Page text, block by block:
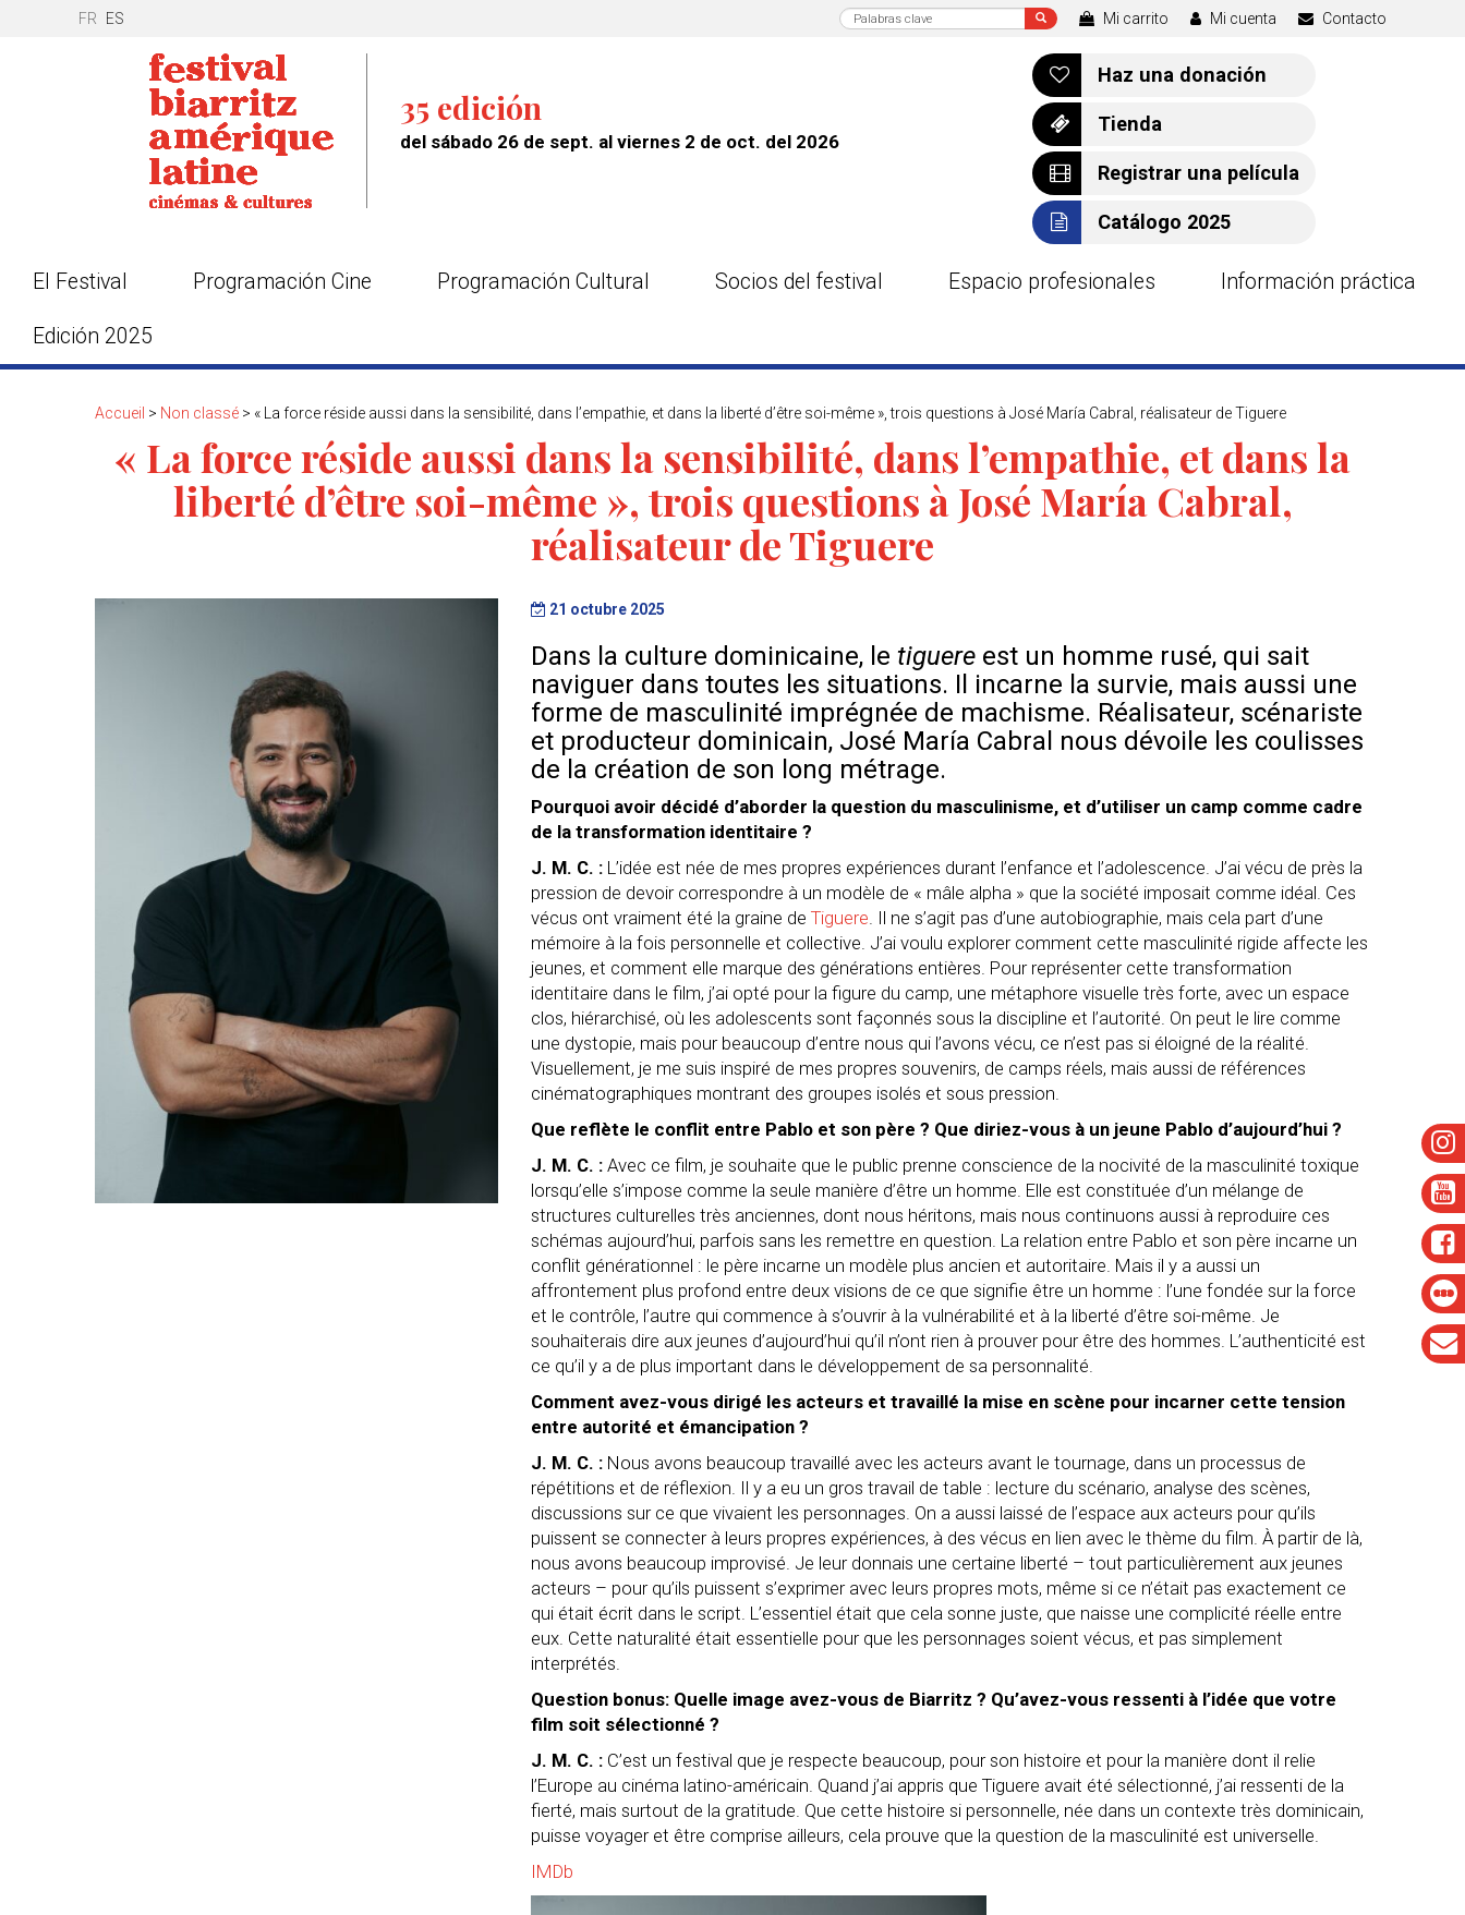
FR ES Mi carrito Mi cuenta Contacto
35 edición
del sábado 26 de sept. al viernes 2 de oct. del 2026
Haz una donación
Tienda
Registrar una película
Catálogo 2025
El Festival Programación Cine Programación Cultural Socios del festival Espacio profesionales Información práctica
Edición 2025
Accueil > Non classé > « La force réside aussi dans la sensibilité, dans l’empathie, et dans la liberté d’être soi-même », trois questions à José María Cabral, réalisateur de Tiguere
« La force réside aussi dans la sensibilité, dans l’empathie, et dans la
liberté d’être soi-même », trois questions à José María Cabral,
réalisateur de Tiguere
21 octubre 2025
Dans la culture dominicaine, le tiguere est un homme rusé, qui sait
naviguer dans toutes les situations. Il incarne la survie, mais aussi une
forme de masculinité imprégnée de machisme. Réalisateur, scénariste
et producteur dominicain, José María Cabral nous dévoile les coulisses
de la création de son long métrage.
Pourquoi avoir décidé d’aborder la question du masculinisme, et d’utiliser un camp comme cadre
de la transformation identitaire ?
J. M. C. : L’idée est née de mes propres expériences durant l’enfance et l’adolescence. J’ai vécu de près la
pression de devoir correspondre à un modèle de « mâle alpha » que la société imposait comme idéal. Ces
vécus ont vraiment été la graine de Tiguere. Il ne s’agit pas d’une autobiographie, mais cela part d’une
mémoire à la fois personnelle et collective. J’ai voulu explorer comment cette masculinité rigide affecte les
jeunes, et comment elle marque des générations entières. Pour représenter cette transformation
identitaire dans le film, j’ai opté pour la figure du camp, une métaphore visuelle très forte, avec un espace
clos, hiérarchisé, où les adolescents sont façonnés sous la discipline et l’autorité. On peut le lire comme
une dystopie, mais pour beaucoup d’entre nous qui l’avons vécu, ce n’est pas si éloigné de la réalité.
Visuellement, je me suis inspiré de mes propres souvenirs, de camps réels, mais aussi de références
cinématographiques montrant des groupes isolés et sous pression.
Que reflète le conflit entre Pablo et son père ? Que diriez-vous à un jeune Pablo d’aujourd’hui ?
J. M. C. : Avec ce film, je souhaite que le public prenne conscience de la nocivité de la masculinité toxique
lorsqu’elle s’impose comme la seule manière d’être un homme. Elle est constituée d’un mélange de
structures culturelles très anciennes, dont nous héritons, mais nous continuons aussi à reproduire ces
schémas aujourd’hui, parfois sans les remettre en question. La relation entre Pablo et son père incarne un
conflit générationnel : le père incarne un modèle plus ancien et autoritaire. Mais il y a aussi un
affrontement plus profond entre deux visions de ce que signifie être un homme : l’une fondée sur la force
et le contrôle, l’autre qui commence à s’ouvrir à la vulnérabilité et à la liberté d’être soi-même. Je
souhaiterais dire aux jeunes d’aujourd’hui qu’il n’ont rien à prouver pour être des hommes. L’authenticité est
ce qu’il y a de plus important dans le développement de sa personnalité.
Comment avez-vous dirigé les acteurs et travaillé la mise en scène pour incarner cette tension
entre autorité et émancipation ?
J. M. C. : Nous avons beaucoup travaillé avec les acteurs avant le tournage, dans un processus de
répétitions et de réflexion. Il y a eu un gros travail de table : lecture du scénario, analyse des scènes,
discussions sur ce que vivaient les personnages. On a aussi laissé de l’espace aux acteurs pour qu’ils
puissent se connecter à leurs propres expériences, à des vécus en lien avec le thème du film. À partir de là,
nous avons beaucoup improvisé. Je leur donnais une certaine liberté – tout particulièrement aux jeunes
acteurs – pour qu’ils puissent s’exprimer avec leurs propres mots, même si ce n’était pas exactement ce
qui était écrit dans le script. L’essentiel était que cela sonne juste, que naisse une complicité réelle entre
eux. Cette naturalité était essentielle pour que les personnages soient vécus, et pas simplement
interprétés.
Question bonus: Quelle image avez-vous de Biarritz ? Qu’avez-vous ressenti à l’idée que votre
film soit sélectionné ?
J. M. C. : C’est un festival que je respecte beaucoup, pour son histoire et pour la manière dont il relie
l’Europe au cinéma latino-américain. Quand j’ai appris que Tiguere avait été sélectionné, j’ai ressenti de la
fierté, mais surtout de la gratitude. Que cette histoire si personnelle, née dans un contexte très dominicain,
puisse voyager et être comprise ailleurs, cela prouve que la question de la masculinité est universelle.
IMDb